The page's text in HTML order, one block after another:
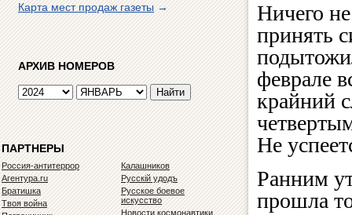
Карта мест продаж газеты→
АРХИВ НОМЕРОВ
ПАРТНЕРЫ
Россия-антитеррор
Агентура.ru
Братишка
Твоя война
Калашников
Русскiй удодъ
Русское боевое
искусство
Новости космонавтики
Ничего
принять
феврале
крайний
Не
Ранним
прошла